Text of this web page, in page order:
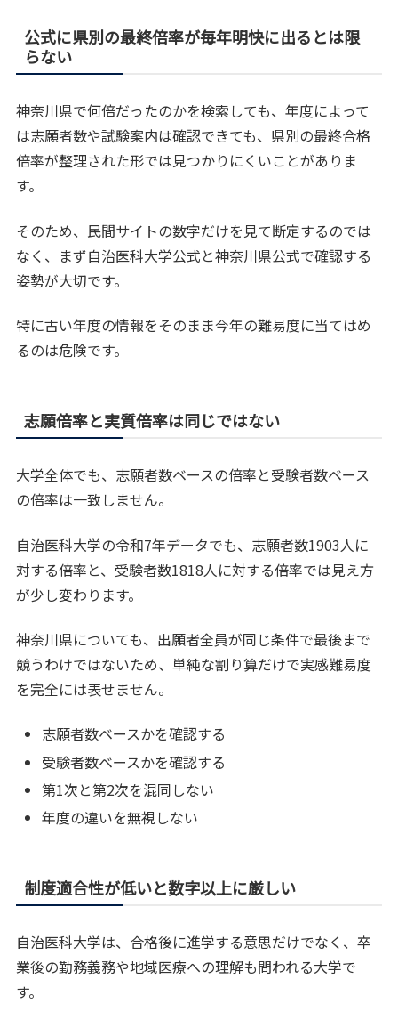
公式に県別の最終倍率が毎年明快に出るとは限
らない
神奈川県で何倍だったのかを検索しても、年度によって
は志願者数や試験案内は確認できても、県別の最終合格
倍率が整理された形では見つかりにくいことがありま
す。
そのため、民間サイトの数字だけを見て断定するのでは
なく、まず自治医科大学公式と神奈川県公式で確認する
姿勢が大切です。
特に古い年度の情報をそのまま今年の難易度に当てはめ
るのは危険です。
志願倍率と実質倍率は同じではない
大学全体でも、志願者数ベースの倍率と受験者数ベース
の倍率は一致しません。
自治医科大学の令和7年データでも、志願者数1903人に
対する倍率と、受験者数1818人に対する倍率では見え方
が少し変わります。
神奈川県についても、出願者全員が同じ条件で最後まで
競うわけではないため、単純な割り算だけで実感難易度
を完全には表せません。
志願者数ベースかを確認する
受験者数ベースかを確認する
第1次と第2次を混同しない
年度の違いを無視しない
制度適合性が低いと数字以上に厳しい
自治医科大学は、合格後に進学する意思だけでなく、卒
業後の勤務義務や地域医療への理解も問われる大学で
す。